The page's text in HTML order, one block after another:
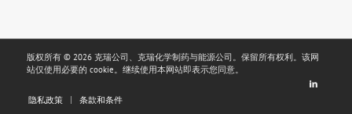
版权所有 © 2026 克瑞公司、克瑞化学制药与能源公司。保留所有权利。该网
站仅使用必要的 cookie。继续使用本网站即表示您同意。
隐私政策 条款和条件